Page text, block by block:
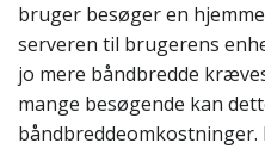
bruger besøger en
serveren til brugerens
jo mere båndbredde
mange besøgende kan